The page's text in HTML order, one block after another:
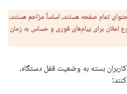
تمام صفحه هستند، اساساً مزاحم هستند،
اعلان برای پیام‌های فوری و حساس به زمان
بسته به وضعیت قفل دستگاه،